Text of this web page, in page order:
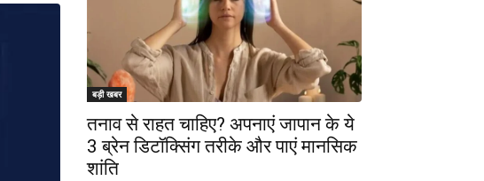
बड़ी खबर
तनाव से राहत चाहिए? अपनाएं जापान के ये
3 ब्रेन डिटॉक्सिंग तरीके और पाएं मानसिक
शांति